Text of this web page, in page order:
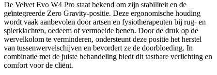
De Velvet Evo W4 Pro staat bekend om zijn stabiliteit en de
geïntegreerde Zero Gravity-positie. Deze ergonomische houding
wordt vaak aanbevolen door artsen en fysiotherapeuten bij rug- en
spierklachten, oedeem of vermoeide benen. Door de druk op de
wervelkolom te verminderen, ondersteunt deze positie het herstel
van tussenwervelschijven en bevordert ze de doorbloeding. In
combinatie met de juiste behandeling biedt dit tastbare verlichting en
comfort voor de cliënt.